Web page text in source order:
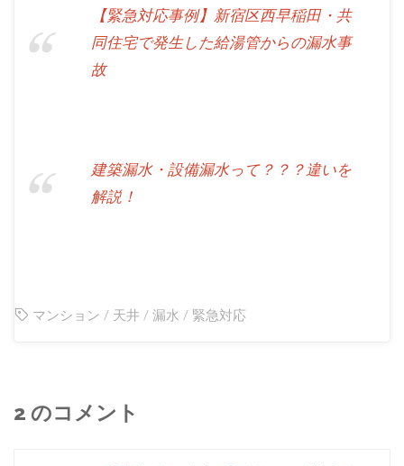
【緊急対応事例】新宿区西早稲田・共
同住宅で発生した給湯管からの漏水事
故
建築漏水・設備漏水って？？？違いを
解説！
マンション / 天井 / 漏水 / 緊急対応
2 のコメント